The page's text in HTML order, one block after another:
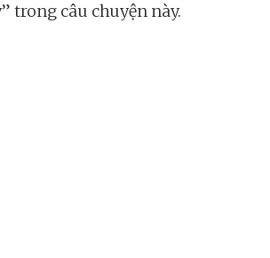
trong câu chuyện này.